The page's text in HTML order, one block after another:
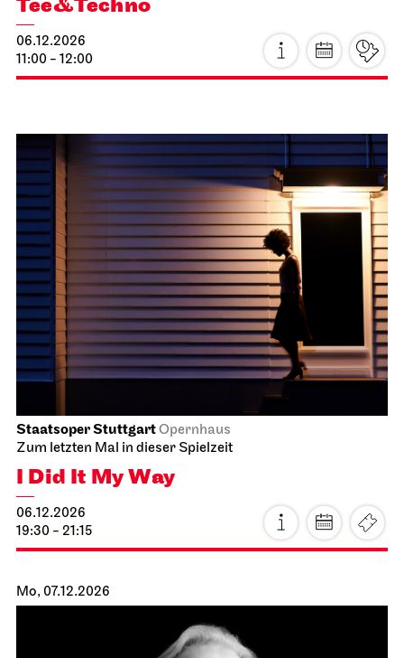
2. Lied­konzert
18.11.2026
19:30
Do, 19.11.2026
JOiN Nord
hässlich as fuck
19.11.2026
19:00